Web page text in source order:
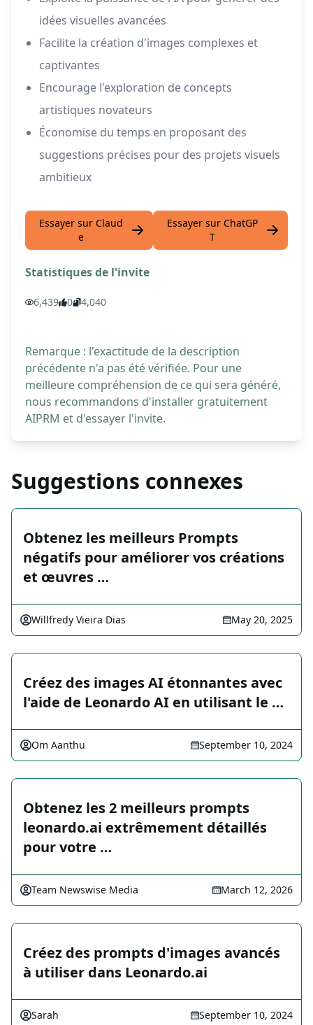
idées visuelles avancées
Facilite la création d'images complexes et
captivantes
Encourage l'exploration de concepts
artistiques novateurs
Économise du temps en proposant des
suggestions précises pour des projets visuels
ambitieux
Essayer sur Claud
e
Essayer sur ChatGP
T
Statistiques de l'invite
6,439 0 4,040
Remarque : l'exactitude de la description
précédente n'a pas été vérifiée. Pour une
meilleure compréhension de ce qui sera généré,
nous recommandons d'installer gratuitement
AIPRM et d'essayer l'invite.
Suggestions connexes
Obtenez les meilleurs Prompts
négatifs pour améliorer vos créations
et œuvres …
Willfredy Vieira Dias May 20, 2025
Créez des images AI étonnantes avec
l'aide de Leonardo AI en utilisant le …
Om Aanthu September 10, 2024
Obtenez les 2 meilleurs prompts
leonardo.ai extrêmement détaillés
pour votre …
Team Newswise Media March 12, 2026
Créez des prompts d'images avancés
à utiliser dans Leonardo.ai
Sarah September 10, 2024